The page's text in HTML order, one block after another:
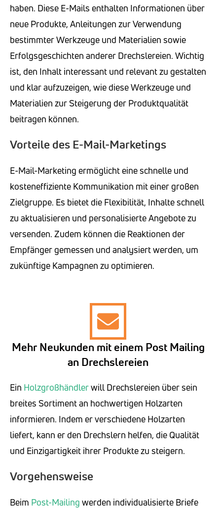
haben. Diese E-Mails enthalten Informationen über
neue Produkte, Anleitungen zur Verwendung
bestimmter Werkzeuge und Materialien sowie
Erfolgsgeschichten anderer Drechslereien. Wichtig
ist, den Inhalt interessant und relevant zu gestalten
und klar aufzuzeigen, wie diese Werkzeuge und
Materialien zur Steigerung der Produktqualität
beitragen können.
Vorteile des E-Mail-Marketings
E-Mail-Marketing ermöglicht eine schnelle und
kosteneffiziente Kommunikation mit einer großen
Zielgruppe. Es bietet die Flexibilität, Inhalte schnell
zu aktualisieren und personalisierte Angebote zu
versenden. Zudem können die Reaktionen der
Empfänger gemessen und analysiert werden, um
zukünftige Kampagnen zu optimieren.
Mehr Neukunden mit einem Post Mailing
an Drechslereien
Ein Holzgroßhändlerwill Drechslereien über sein
breites Sortiment an hochwertigen Holzarten
informieren. Indem er verschiedene Holzarten
liefert, kann er den Drechslern helfen, die Qualität
und Einzigartigkeit ihrer Produkte zu steigern.
Vorgehensweise
Beim Post-Mailing werden individualisierte Briefe